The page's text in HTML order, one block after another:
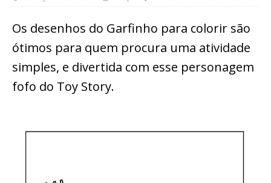
Os desenhos do Garfinho para colorir são
ótimos para quem procura uma atividade
simples, e divertida com esse personagem
fofo do Toy Story.